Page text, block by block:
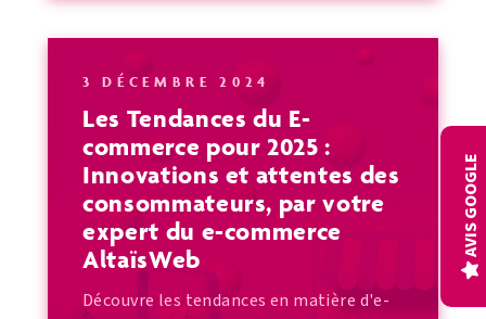
AVIS GOOGLE
3 DÉCEMBRE 2024
Les Tendances du E-
commerce pour 2025 :
Innovations et attentes des
consommateurs, par votre
expert du e-commerce
AltaïsWeb
Découvre les tendances en matière d'e-